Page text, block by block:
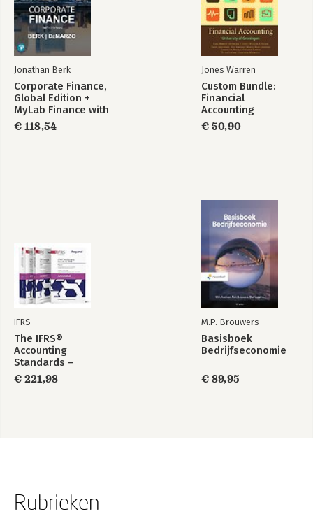
Jonathan Berk
Corporate Finance,
Global Edition +
MyLab Finance with
Pearson eText
(Package)
€ 118,54
Jones Warren
Custom Bundle:
Financial
Accounting
€ 50,90
IFRS
The IFRS®
Accounting
Standards –
Required Annotated
1 January 2026
€ 221,98
M.P. Brouwers
Basisboek
Bedrijfseconomie
€ 89,95
Rubrieken